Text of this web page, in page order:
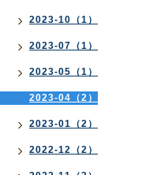
2023-10（1）
2023-07（1）
2023-05（1）
2023-04（2）
2023-01（2）
2022-12（2）